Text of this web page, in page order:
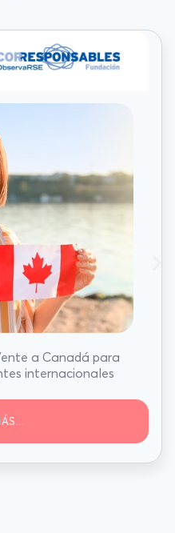
a Canadá para
internacionales